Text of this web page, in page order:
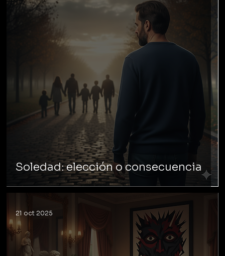
Soledad: elección o consecuencia
21 oct 2025